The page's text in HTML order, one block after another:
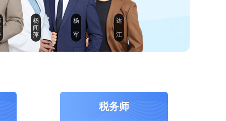
杨
闻
萍
杨
军
达
江
税务师